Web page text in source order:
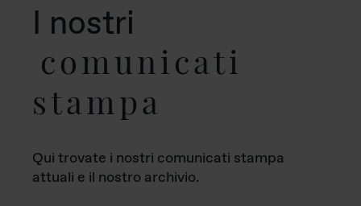
I nostri
comunicati
stampa
Qui trovate i nostri comunicati stampa
attuali e il nostro archivio.